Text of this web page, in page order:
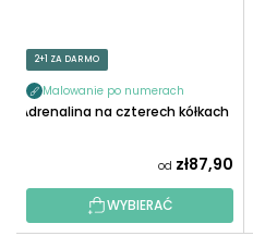
2+1 ZA DARMO
Malowanie po numerach
Adrenalina na czterech kółkach
od zł87,90
WYBIERAĆ